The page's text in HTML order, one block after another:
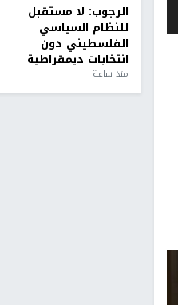
الرجوب: لا مستقبل
للنظام السياسي
الفلسطيني دون
انتخابات ديمقراطية
منذ ساعة